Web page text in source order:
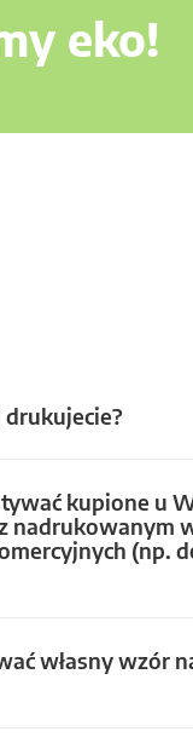
eko!
kupione u
nadrukowanym
(np.
własny wzór